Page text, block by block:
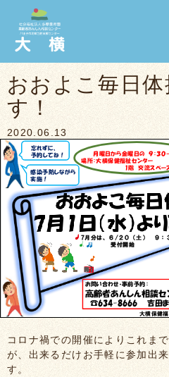
おおよこ毎日
す！
2020.06.13
コロナ禍での開催によりこれま
が、出来るだけお手軽に参加出
す。